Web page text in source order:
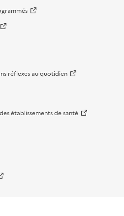
réflexes au quotidien
établissements de santé